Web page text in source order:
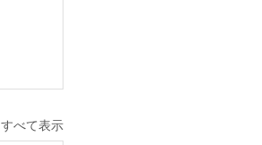
すべて表示